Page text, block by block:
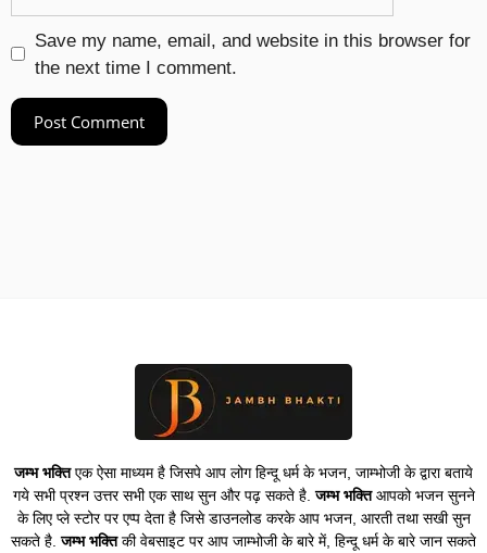
Save my name, email, and website in this browser for
the next time I comment.
जम्भ भक्तिएक ऐसा माध्यम है जिसपे आप लोग हिन्दू धर्म के भजन, जाम्भोजी के द्वारा बताये
गये सभी प्रश्न उत्तर सभी एक साथ सुन और पढ़ सकते है.जम्भ भक्तिआपको भजन सुनने
के लिए प्ले स्टोर पर एप्प देता है जिसे डाउनलोड करके आप भजन, आरती तथा सखी सुन
सकते है.जम्भ भक्तिकी वेबसाइट पर आप जाम्भोजी के बारे में, हिन्दू धर्म के बारे जान सकते